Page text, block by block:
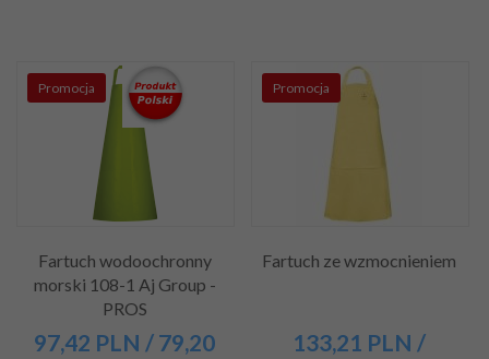
Promocja
Fartuch wodoochronny
morski 108-1 Aj Group -
PROS
97,42 PLN / 79,20
Promocja
Fartuch ze wzmocnieniem
133,21 PLN /